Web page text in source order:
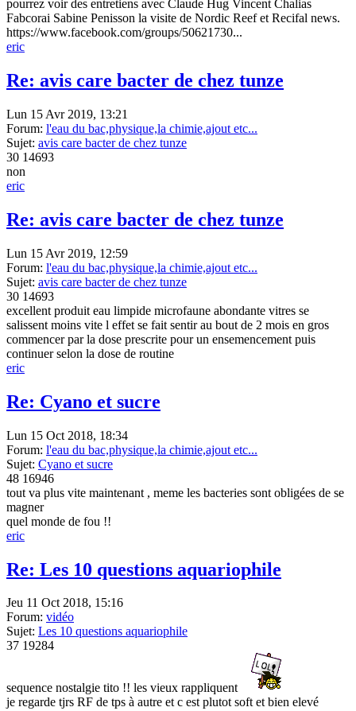
pourrez voir des entretiens avec Claude Hug Vincent Chalias
Fabcorai Sabine Penisson la visite de Nordic Reef et Recifal news.
https://www.facebook.com/groups/50621730...
eric
Re: avis care bacter de chez tunze
Lun 15 Avr 2019, 13:21
Forum: l'eau du bac,physique,la chimie,ajout etc...
Sujet: avis care bacter de chez tunze
30 14693
non
eric
Re: avis care bacter de chez tunze
Lun 15 Avr 2019, 12:59
Forum: l'eau du bac,physique,la chimie,ajout etc...
Sujet: avis care bacter de chez tunze
30 14693
excellent produit eau limpide microfaune abondante vitres se
salissent moins vite l effet se fait sentir au bout de 2 mois en gros
commencer par la dose prescrite pour un ensemencement puis
continuer selon la dose de routine
eric
Re: Cyano et sucre
Lun 15 Oct 2018, 18:34
Forum: l'eau du bac,physique,la chimie,ajout etc...
Sujet: Cyano et sucre
48 16946
tout va plus vite maintenant , meme les bacteries sont obligées de se
magner
quel monde de fou !!
eric
Re: Les 10 questions aquariophile
Jeu 11 Oct 2018, 15:16
Forum: vidéo
Sujet: Les 10 questions aquariophile
37 19284
sequence nostalgie tito !! les vieux rappliquent
je regarde tjrs RF de tps à autre et c est plutot soft et bien elevé